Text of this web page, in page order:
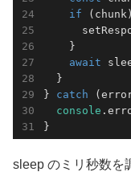
if
    }
await
  }
} catch
console
}
sleep のミリ秒数を